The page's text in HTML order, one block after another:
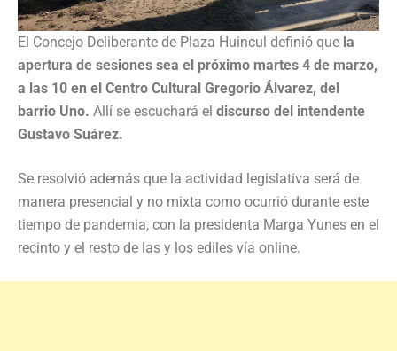
El Concejo Deliberante de Plaza Huincul definió que la
apertura de sesiones sea el próximo martes 4 de marzo,
a las 10 en el Centro Cultural Gregorio Álvarez, del
barrio Uno. Allí se escuchará el discurso del intendente
Gustavo Suárez.
Se resolvió además que la actividad legislativa será de
manera presencial y no mixta como ocurrió durante este
tiempo de pandemia, con la presidenta Marga Yunes en el
recinto y el resto de las y los ediles vía online.